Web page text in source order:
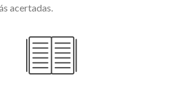
acertadas.